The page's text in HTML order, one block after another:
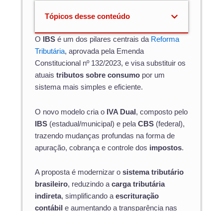
Tópicos desse conteúdo
O IBS é um dos pilares centrais da Reforma
Tributária, aprovada pela Emenda
Constitucional nº 132/2023, e visa substituir os
atuais tributos sobre consumo por um
sistema mais simples e eficiente.
O novo modelo cria o IVA Dual , composto pelo
IBS (estadual/municipal) e pela CBS (federal),
trazendo mudanças profundas na forma de
apuração, cobrança e controle dos impostos.
A proposta é modernizar o sistema tributário
brasileiro, reduzindo acarga tributária
indireta, simplificando aescrituração
contábil e aumentando a transparência nas